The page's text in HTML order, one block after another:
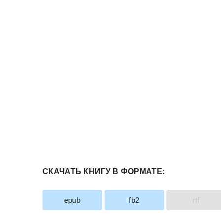
СКАЧАТЬ КНИГУ В ФОРМАТЕ:
epub fb2 rtf